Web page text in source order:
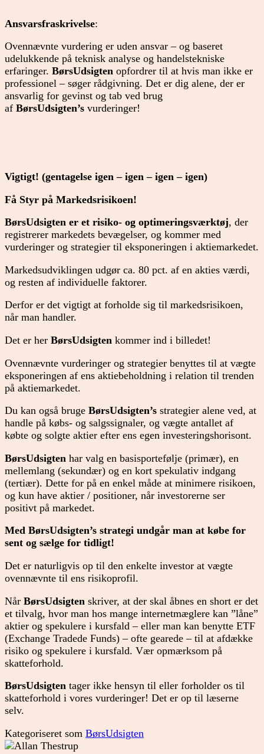
Ansvarsfraskrivelse:
Ovennævnte vurdering er uden ansvar – og baseret
udelukkende på teknisk analyse og handelstekniske
erfaringer. BørsUdsigten opfordrer til at hvis man ikke er
professionel – søger rådgivning. Det er dig alene, der er
ansvarlig for gevinst og tab ved brug
af BørsUdsigten’s vurderinger!
Vigtigt! (gentagelse igen – igen – igen – igen)
Få Styr på Markedsrisikoen!
BørsUdsigten er et risiko- og optimeringsværktøj, der
registrerer markedets bevægelser, og kommer med
vurderinger og strategier til eksponeringen i aktiemarkedet.
Markedsudviklingen udgør ca. 80 pct. af en akties værdi,
og resten af individuelle faktorer.
Derfor er det vigtigt at forholde sig til markedsrisikoen,
når man handler.
Det er her BørsUdsigten kommer ind i billedet!
Ovennævnte vurderinger og strategier benyttes til at vægte
eksponeringen af ens aktiebeholdning i relation til trenden
på aktiemarkedet.
Du kan også bruge BørsUdsigten’s strategier alene ved, at
handle på købs- og salgssignaler, og vægte antallet af
købte og solgte aktier efter ens egen investeringshorisont.
BørsUdsigten har valg en basisportefølje (primær), en
mellemlang (sekundær) og en kort spekulativ indgang
(tertiær). Dette for på en enkel måde at minimere risikoen,
og kun have aktier / positioner, når investorerne ser
positivt på markedet.
Med BørsUdsigten’s strategi undgår man at købe for
sent og sælge for tidligt!
Det er naturligvis op til den enkelte investor at vægte
ovennævnte til ens risikoprofil.
Når BørsUdsigten skriver, at der skal åbnes en short er det
et tilvalg, hvor man hos mange internetmæglere kan ”låne”
aktier og spekulere i kursfald – eller man kan benytte ETF
(Exchange Tradede Funds) – ofte gearede – til at afdække
risiko og spekulere i kursfald. Vær opmærksom på
skatteforhold.
BørsUdsigten tager ikke hensyn til eller forholder os til
skatteforhold i vores vurderinger! Det er op til læserne
selv.
Kategoriseret som BørsUdsigten